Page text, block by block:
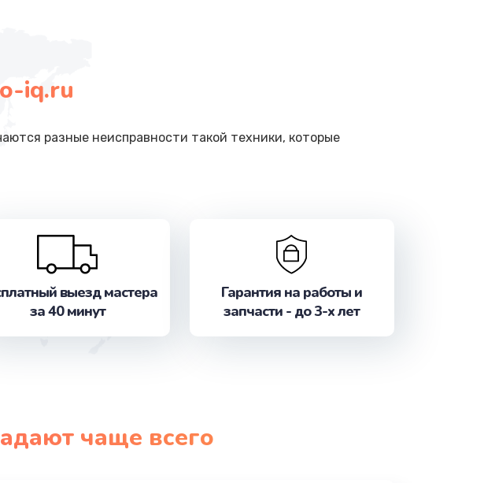
iq.ru
разные неисправности такой техники, которые
выезд мастера
за 40 минут
Гарантия на работы и
запчасти - до 3-х лет
чаще всего